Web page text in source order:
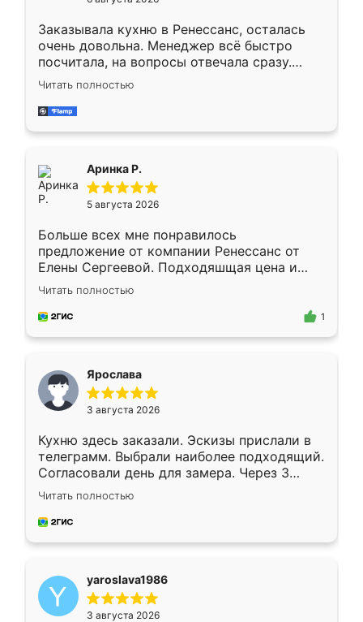
Заказывала кухню в Ренессанс, осталась
очень довольна. Менеджер всё быстро
посчитала, на вопросы отвечала сразу.
Замерщик приехал в субботу, подошёл к
делу со всей ответственностью. Собрали
за день, ребята работали аккуратно, даже
Читать полностью
Аринка Р.
5 августа 2026
Больше всех мне понравилось
предложение от компании Ренессанс от
Елены Сергеевой. Подходяшщая цена и
короткие сроки изготовления. Приехавший
для замера сотрудник Владислав
предложил по моему эскизу самый
Читать полностью
1
Ярослава
3 августа 2026
Кухню здесь заказали. Эскизы прислали в
телеграмм. Выбрали наиболее подходящий.
Согласовали день для замера. Через 3
недели кухня была уже готова. Остались
довольны работой. Спасибо Ренессанс
мебель за качественную работу!
Читать полностью
yaroslava1986
3 августа 2026